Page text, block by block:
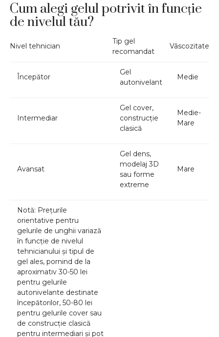
Cum alegi gelul potrivit în funcție
de nivelul tău?
Nivel tehnician
Tip gel
recomandat
Vâscozitate
Începător
Gel
autonivelant
Medie
Intermediar
Gel cover,
construcție
clasică
Medie-
Mare
Avansat
Gel dens,
modelaj 3D
sau forme
extreme
Mare
Notă: Prețurile
orientative pentru
gelurile de unghii variază
în funcție de nivelul
tehnicianului și tipul de
gel ales, pornind de la
aproximativ 30-50 lei
pentru gelurile
autonivelante destinate
începătorilor, 50-80 lei
pentru gelurile cover sau
de construcție clasică
pentru intermediari și pot